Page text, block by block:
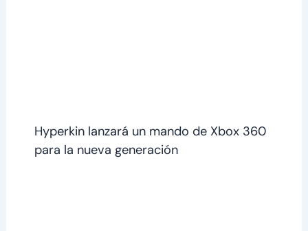
Hyperkin lanzará un mando de Xbox 360
para la nueva generación